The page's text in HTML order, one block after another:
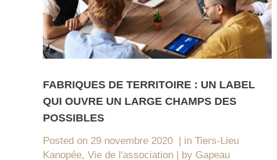
FABRIQUES DE TERRITOIRE : UN LABEL
QUI OUVRE UN LARGE CHAMPS DES
POSSIBLES
Posted on 29 novembre 2020 in Tiers-Lieu
Kanopée, Vie de l'association by Gapeau